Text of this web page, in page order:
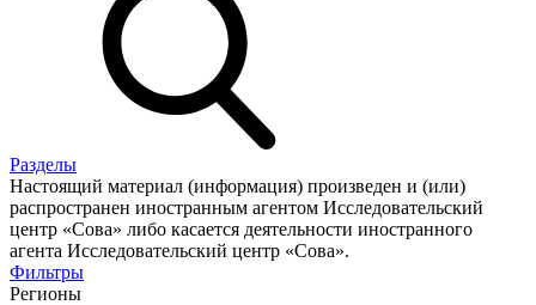
Разделы
Настоящий материал (информация) произведен и (или)
распространен иностранным агентом Исследовательский
центр «Сова» либо касается деятельности иностранного
агента Исследовательский центр «Сова».
Фильтры
Регионы